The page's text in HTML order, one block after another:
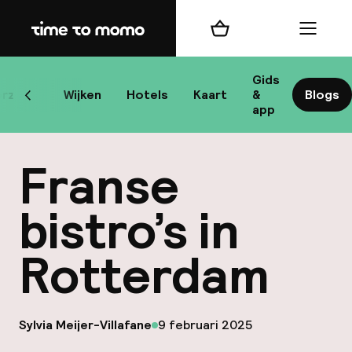
Home
Wijken Hotels Kaart
Gids
&
app
Blogs
Scroll naar links
Winkelmand Menu
Franse
bistro’s in
Rotterdam
Gepubliceerd door
Sylvia Meijer-Villafane op
9 februari 2025